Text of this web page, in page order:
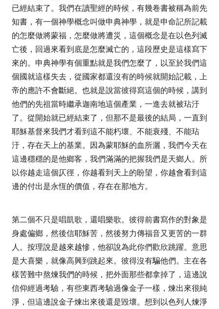
已經結束了。我們在讀聖經的時候，有幾卷書被稱為前先
知書，有一個神學概念叫做申典神學，就是申命記所記載
的怎麼做將蒙福，怎麼做將遭災，這個概念是在以色列滅
亡後，回過來看到底是怎麼滅亡的，這段歷史是這樣寫下
來的。申典神學有個重點就是我們怎麼了，以至於我們這
個國就這樣失去，從國家都還沒有的時候就開始記載，上
帝的應許不會斷絕。也就是說當彼得寫這個的時候，講到
他們的先祖當時繼承迦南地這個產業，一進去就被玷汙
了。從開始就已經結束了，但那不是最後的結局，一直到
耶穌基督來我們才看到這不能朽壞、不能衰殘、不能玷
汙，存在天上的基業。因為蒙耶穌的血所灑，我們今天在
這邊穩穩的是他鄉客，我們滿滿的把握我們是天鄉人。所
以你越走這個仄徑，你越看到天上的盼望，你越會看到這
邊的付出是永恆的價值，存在在那地方。
第二個不只是唱凱歌，還唱樂歌。彼得前書寫作的對象是
身處偏鄉，然後信耶穌苦，然後努力傳福音又更苦的一群
人。按理說是越來越慘，他卻說為此你們歡欣跳躍。意思
是大喜樂，就像高興到跳起來。彼得沒有騙他們。主在各
樣苦難中熬煉我們的時候，把外面那些都拿掉了，這邊說
信仰經過考驗，有些東西考驗過像金子一樣，煉出來很純
淨，但這邊說金子煉出來後還是毀壞。想到以色列人煉淨